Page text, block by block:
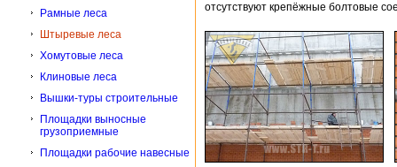
Рамные леса
Штыревые леса
Хомутовые леса
Клиновые леса
Вышки-туры строительные
Площадки выносные
грузоприемные
Площадки рабочие навесные
отсутствуют крепёжные болтовые